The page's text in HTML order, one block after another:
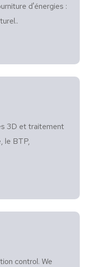
d'énergies :
3D et traitement
le BTP,
control. We